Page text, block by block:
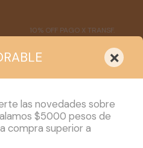
10% OFF PAGO X TRANSF.
×
las novedades sobre
$5000 pesos de
compra superior a